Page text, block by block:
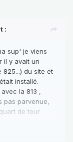
:
sup' je viens
il y avait un
du site et
installé.
la 813 ,
pas parvenue,
de tour